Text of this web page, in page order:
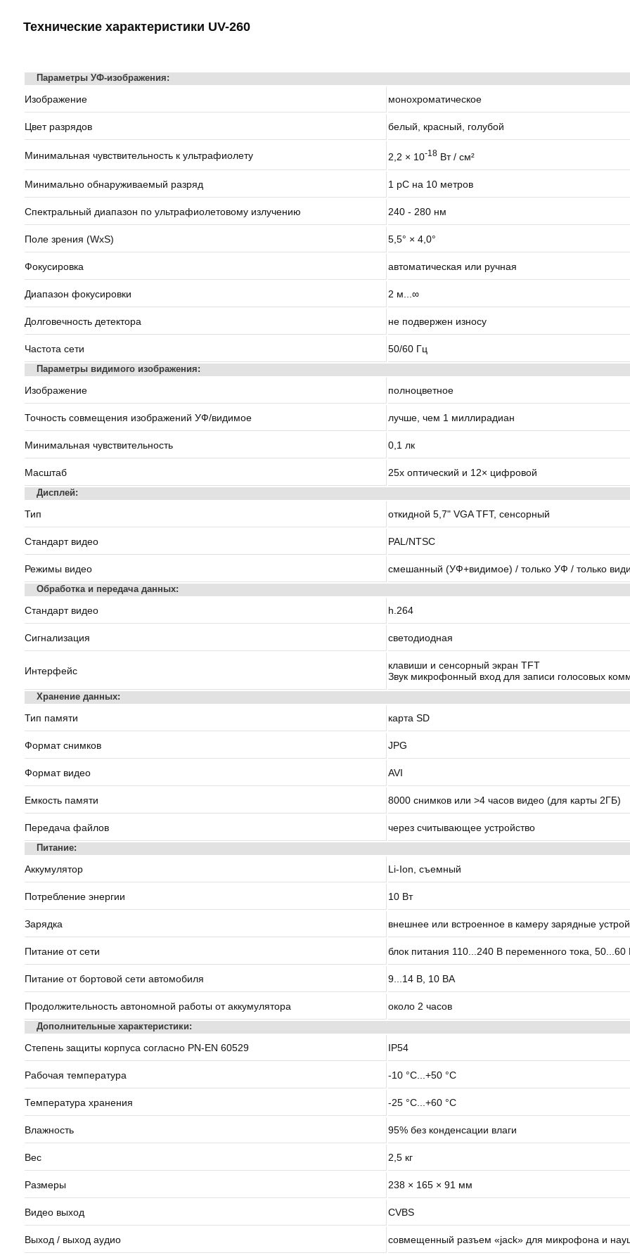
Технические характеристики UV-260
Параметры УФ-изображения:
Изображение монохроматическое
Цвет разрядов белый, красный, голубой
Минимальная чувствительность к ультрафиолету 2,2 × 10-18 Вт / см²
Минимально обнаруживаемый разряд 1 pC на 10 метров
Спектральный диапазон по ультрафиолетовому излучению 240 - 280 нм
Поле зрения (WxS) 5,5° × 4,0°
Фокусировка автоматическая или ручная
Диапазон фокусировки 2 м...∞
Долговечность детектора не подвержен износу
Частота сети 50/60 Гц
Параметры видимого изображения:
Изображение полноцветное
Точность совмещения изображений УФ/видимое лучше, чем 1 миллирадиан
Минимальная чувствительность 0,1 лк
Масштаб 25x оптический и 12× цифровой
Дисплей:
Тип откидной 5,7" VGA TFT, сенсорный
Стандарт видео PAL/NTSC
Режимы видео смешанный (УФ+видимое) / только УФ / только
Обработка и передача данных:
Стандарт видео h.264
Сигнализация светодиодная
Интерфейс
клавиши и сенсорный экран TFT
Звук микрофонный вход для записи голосовых
Хранение данных:
Тип памяти карта SD
Формат снимков JPG
Формат видео AVI
Емкость памяти 8000 снимков или >4 часов видео (для карты 2ГБ)
Передача файлов через считывающее устройство
Питание:
Аккумулятор Li-Ion, съемный
Потребление энергии 10 Вт
Зарядка внешнее или встроенное в камеру зарядные
Питание от сети блок питания 110...240 В переменного тока,
Питание от бортовой сети автомобиля 9...14 В, 10 ВА
Продолжительность автономной работы от аккумулятора около 2 часов
Дополнительные характеристики:
Степень защиты корпуса согласно PN-EN 60529 IP54
Рабочая температура -10 °C...+50 °C
Температура хранения -25 °C...+60 °C
Влажность 95% без конденсации влаги
Вес 2,5 кг
Размеры 238 × 165 × 91 мм
Видео выход CVBS
Выход / выход аудио совмещенный разъем «jack» для микрофона и